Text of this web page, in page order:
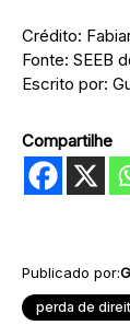
Crédito:
Fonte: SEEB
Escrito por:
Compartilhe
Publicado por:
perda de